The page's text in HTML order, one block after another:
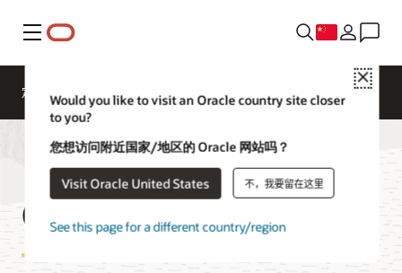
菜单
Close
Would you like to visit an Oracle country site closer
to you?
您想访问附近国家/地区的 Oracle 网站吗？
Visit Oracle United States 不，我要留在这里
See this page for a different country/region
定价 Cloud Economics OCI 价目表
OCI 价目表